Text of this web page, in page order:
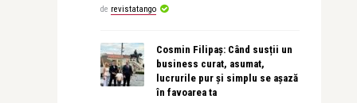
de revistatango
Cosmin Filipaș: Când susții un
business curat, asumat,
lucrurile pur și simplu se așază
în favoarea ta